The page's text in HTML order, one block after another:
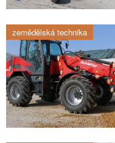
zemědělská technika